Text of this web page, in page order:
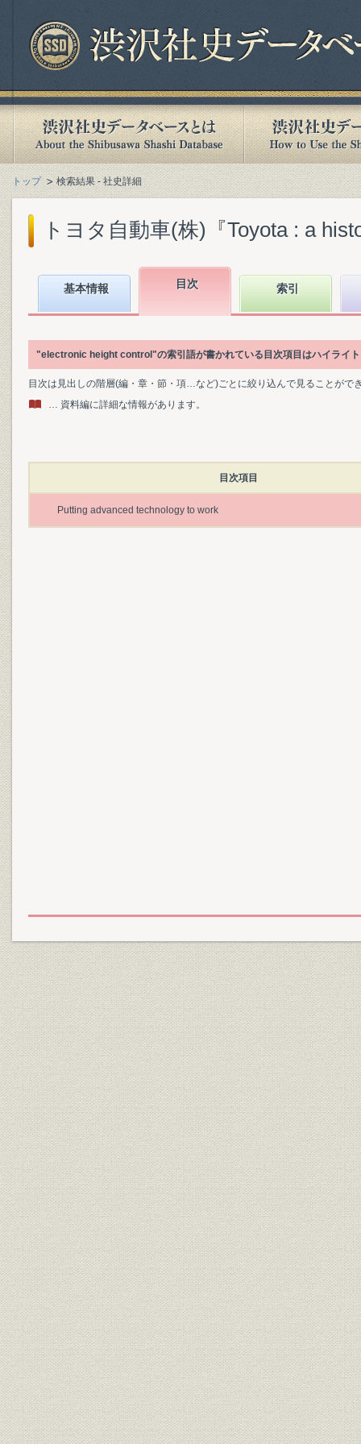
トップ 検索結果 - 社史詳細
トヨタ自動車(株)『Toyota : a
基本情報 目次 索引
"electronic height control"の索引語が書かれている目次項目はハイライ
目次は見出しの階層(編・章・節・項…など)ごとに絞り込んで見ることがで
… 資料編に詳細な情報があります。
目次項目
Putting advanced technology to work